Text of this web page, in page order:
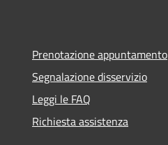
Prenotazione appuntamento
Segnalazione disservizio
Leggi le FAQ
Richiesta assistenza